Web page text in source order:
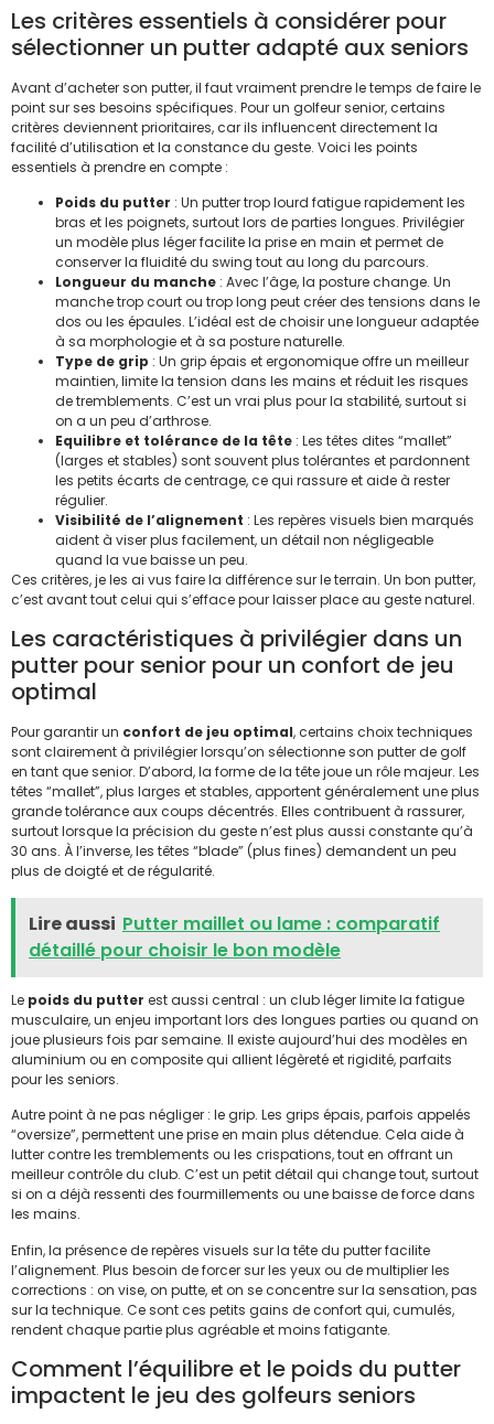
Les critères essentiels à considérer pour
sélectionner un putter adapté aux seniors
Avant d’acheter son putter, il faut vraiment prendre le temps de faire le
point sur ses besoins spécifiques. Pour un golfeur senior, certains
critères deviennent prioritaires, car ils influencent directement la
facilité d’utilisation et la constance du geste. Voici les points
essentiels à prendre en compte :
Poids du putter : Un putter trop lourd fatigue rapidement les
bras et les poignets, surtout lors de parties longues. Privilégier
un modèle plus léger facilite la prise en main et permet de
conserver la fluidité du swing tout au long du parcours.
Longueur du manche : Avec l’âge, la posture change. Un
manche trop court ou trop long peut créer des tensions dans le
dos ou les épaules. L’idéal est de choisir une longueur adaptée
à sa morphologie et à sa posture naturelle.
Type de grip : Un grip épais et ergonomique offre un meilleur
maintien, limite la tension dans les mains et réduit les risques
de tremblements. C’est un vrai plus pour la stabilité, surtout si
on a un peu d’arthrose.
Equilibre et tolérance de la tête : Les têtes dites “mallet”
(larges et stables) sont souvent plus tolérantes et pardonnent
les petits écarts de centrage, ce qui rassure et aide à rester
régulier.
Visibilité de l’alignement : Les repères visuels bien marqués
aident à viser plus facilement, un détail non négligeable
quand la vue baisse un peu.
Ces critères, je les ai vus faire la différence sur le terrain. Un bon putter,
c’est avant tout celui qui s’efface pour laisser place au geste naturel.
Les caractéristiques à privilégier dans un
putter pour senior pour un confort de jeu
optimal
Pour garantir un confort de jeu optimal, certains choix techniques
sont clairement à privilégier lorsqu’on sélectionne son putter de golf
en tant que senior. D’abord, la forme de la tête joue un rôle majeur. Les
têtes “mallet”, plus larges et stables, apportent généralement une plus
grande tolérance aux coups décentrés. Elles contribuent à rassurer,
surtout lorsque la précision du geste n’est plus aussi constante qu’à
30 ans. À l’inverse, les têtes “blade” (plus fines) demandent un peu
plus de doigté et de régularité.
Lire aussi Putter maillet ou lame : comparatif
détaillé pour choisir le bon modèle
Le poids du putter est aussi central : un club léger limite la fatigue
musculaire, un enjeu important lors des longues parties ou quand on
joue plusieurs fois par semaine. Il existe aujourd’hui des modèles en
aluminium ou en composite qui allient légèreté et rigidité, parfaits
pour les seniors.
Autre point à ne pas négliger : le grip. Les grips épais, parfois appelés
“oversize”, permettent une prise en main plus détendue. Cela aide à
lutter contre les tremblements ou les crispations, tout en offrant un
meilleur contrôle du club. C’est un petit détail qui change tout, surtout
si on a déjà ressenti des fourmillements ou une baisse de force dans
les mains.
Enfin, la présence de repères visuels sur la tête du putter facilite
l’alignement. Plus besoin de forcer sur les yeux ou de multiplier les
corrections : on vise, on putte, et on se concentre sur la sensation, pas
sur la technique. Ce sont ces petits gains de confort qui, cumulés,
rendent chaque partie plus agréable et moins fatigante.
Comment l’équilibre et le poids du putter
impactent le jeu des golfeurs seniors